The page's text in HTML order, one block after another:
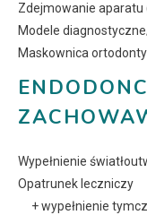
Zdejmowanie aparatu
Modele
Maskownica
Wypełnienie
Opatrunek leczniczy
+ wypełnienie